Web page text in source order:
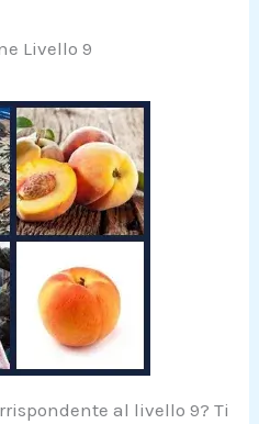
Livello 9
al livello 9? Ti